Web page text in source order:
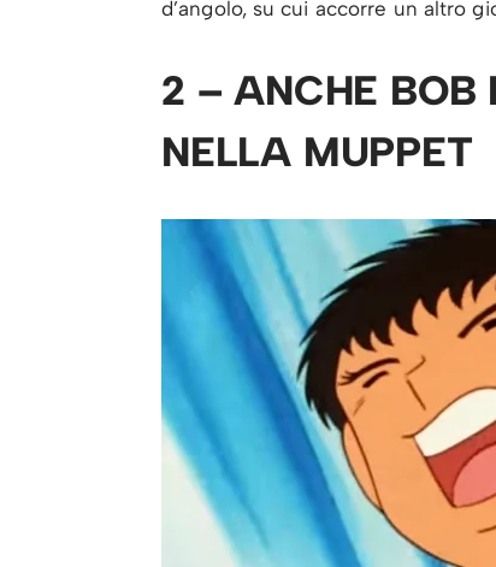
d’angolo, su cui accorre un altro
2 – ANCHE BOB
NELLA MUPPET